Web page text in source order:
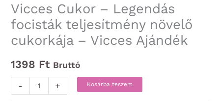
Vicces Cukor – Legendás
focisták teljesítmény növelő
cukorkája – Vicces Ajándék
1398 Ft Bruttó
-
Cukor
+ Kosárba teszem